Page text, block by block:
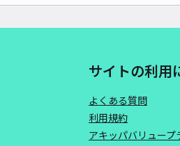
サイトの利用
よくある質問
利用規約
アキッパバリュープ